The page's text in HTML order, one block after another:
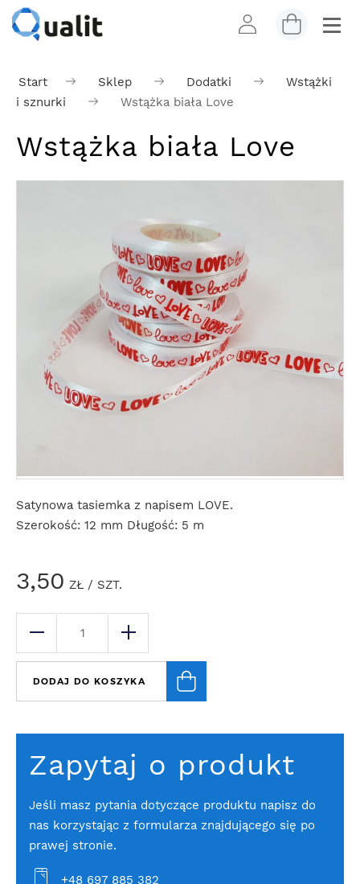
Start Sklep Dodatki
Wstążki
i sznurki
Wstążka biała Love
Wstążka biała Love
Satynowa tasiemka z napisem LOVE.
Szerokość: 12 mm Długość: 5 m
3,50 ZŁ / SZT.
DODAJ DO KOSZYKA
Zapytaj o produkt
Jeśli masz pytania dotyczące produktu napisz do
nas korzystając z formularza znajdującego się po
prawej stronie.
+48 697 885 382